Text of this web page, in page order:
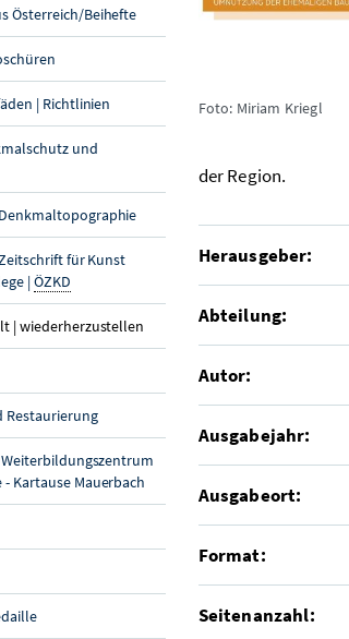
Österreich/Beihefte
| Richtlinien
und
für Kunst
|ÖZKD
| wiederherzustellen (aktuelle Seite)
Restaurierung
Kartause Mauerbach
Foto: Miriam Kriegl
der Region.
Herausgeber:
Abteilung:
Autor:
Ausgabejahr:
Ausgabeort:
Format:
Seitenanzahl: